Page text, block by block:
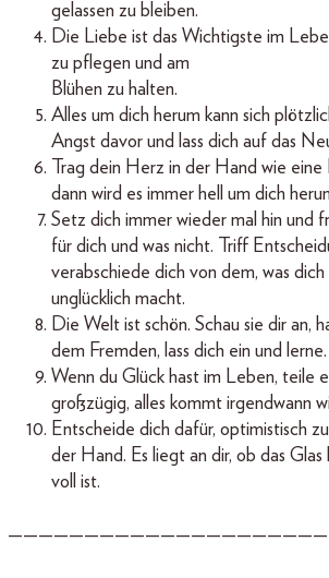
gelassen zu bleiben.
Die Liebe ist das Wichtigste im
zu pflegen und am
Blühen zu halten.
Alles um dich herum kann sich
Angst davor und lass dich auf das
Trag dein Herz in der Hand wie eine
dann wird es immer hell um dich
Setz dich immer wieder mal hin und
für dich und was nicht. Triff
verabschiede dich von dem, was dich
unglücklich macht.
Die Welt ist schön. Schau sie dir an,
dem Fremden, lass dich ein und lerne.
Wenn du Glück hast im Leben, teile
großzügig, alles kommt irgendwann
Entscheide dich dafür, optimistisch
der Hand. Es liegt an dir, ob das
voll ist.